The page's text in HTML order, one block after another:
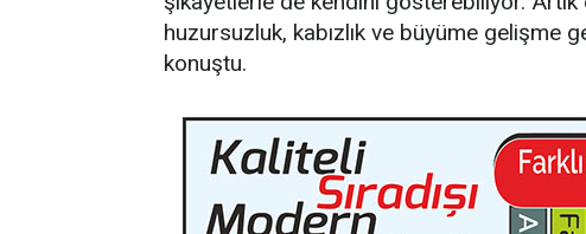
huzursuzluk, kabızlık ve büyüme gelişme
konuştu.